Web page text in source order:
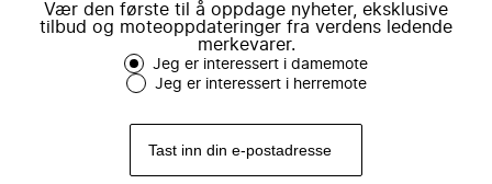
Vær den første til å oppdage nyheter, eksklusive
tilbud og moteoppdateringer fra verdens ledende
merkevarer.
Jeg er interessert i damemote
Jeg er interessert i herremote